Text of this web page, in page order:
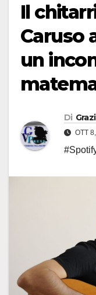
Il
Caruso
un
Di
OTT